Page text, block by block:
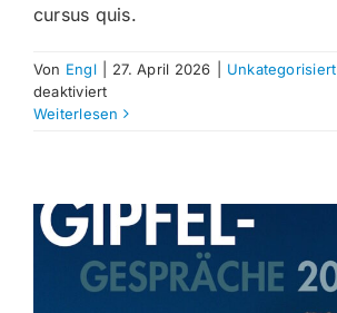
cursus quis.
Von Engl 27. April 2026 Unkategorisiert
deaktiviertfür
Auditierter
Bericht
2025
Weiterlesen